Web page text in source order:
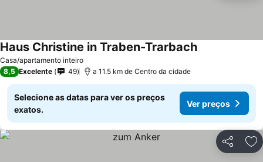
Casa/apartamento inteiro
Haus Christine in Traben-Trarbach
8,5 Excelente 49 a 11.5 km de Centro da cidade
Selecione as datas para ver os preços
exatos.
Ver preços
Partilhar